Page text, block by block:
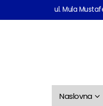
ul. Mula
Naslovna